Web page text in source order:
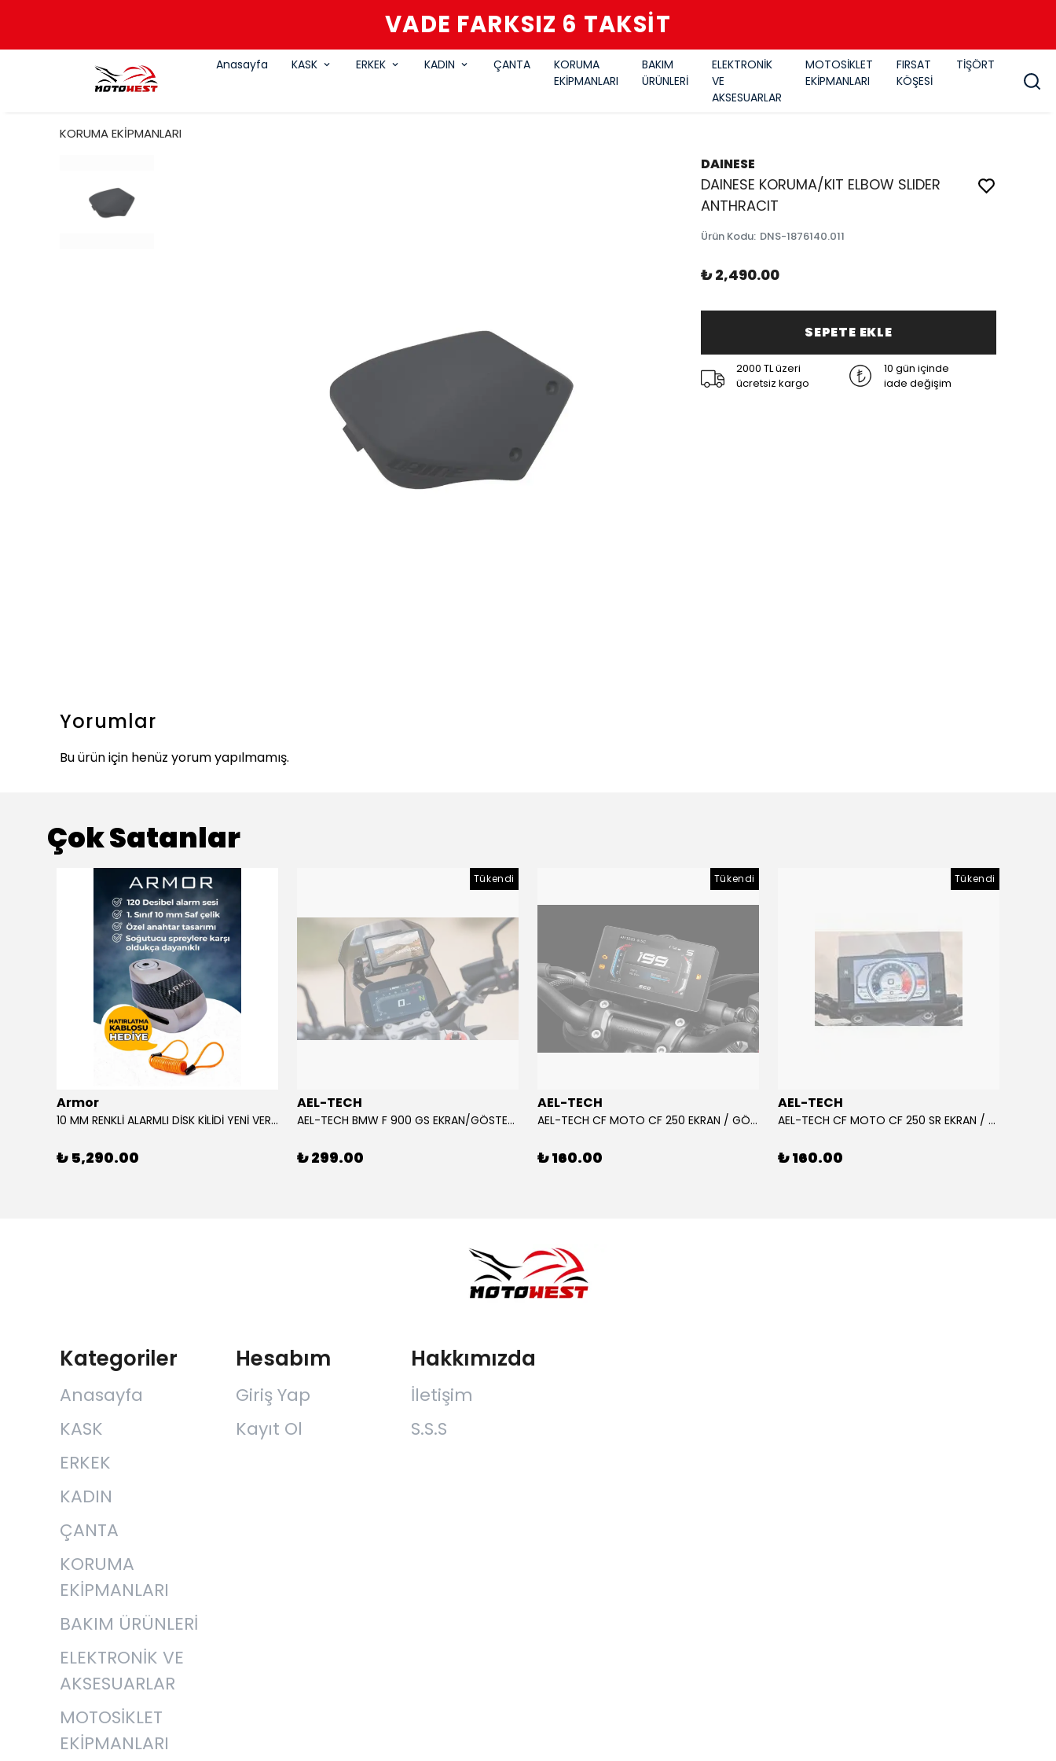
VADE FARKSIZ 6 TAKSİT
Anasayfa KASK ERKEK KADIN ÇANTA
KORUMA
EKİPMANLARI
BAKIM
ÜRÜNLERİ
ELEKTRONİK
VE
AKSESUARLAR
MOTOSİKLET
EKİPMANLARI
FIRSAT
KÖŞESİ
TİŞÖRT
KORUMA EKİPMANLARI
DAINESE
DAINESE KORUMA/KIT ELBOW SLIDER
ANTHRACIT
Ürün Kodu: DNS-1876140.011
₺ 2,490.00
SEPETE EKLE
2000 TL üzeri
ücretsiz kargo
10 gün içinde
iade değişim
Yorumlar
Bu ürün için henüz yorum yapılmamış.
Çok Satanlar
Armor
10 MM RENKLİ ALARMLI DİSK KİLİDİ YENİ VERSİYON
₺ 5,290.00
Tükendi
AEL-TECH
AEL-TECH BMW F 900 GS EKRAN/GÖSTERGE KORUYUCU 2024-2025
₺ 299.00
Tükendi
AEL-TECH
AEL-TECH CF MOTO CF 250 EKRAN / GÖSTERGE KORUYUCU 2020-2022
₺ 160.00
Tükendi
AEL-TECH
AEL-TECH CF MOTO CF 250 SR EKRAN / GÖSTERGE KORUYUCU 2023-2025
₺ 160.00
Kategoriler
Anasayfa
KASK
ERKEK
KADIN
ÇANTA
KORUMA
EKİPMANLARI
BAKIM ÜRÜNLERİ
ELEKTRONİK VE
AKSESUARLAR
MOTOSİKLET
EKİPMANLARI
Hesabım
Giriş Yap
Kayıt Ol
Hakkımızda
İletişim
S.S.S